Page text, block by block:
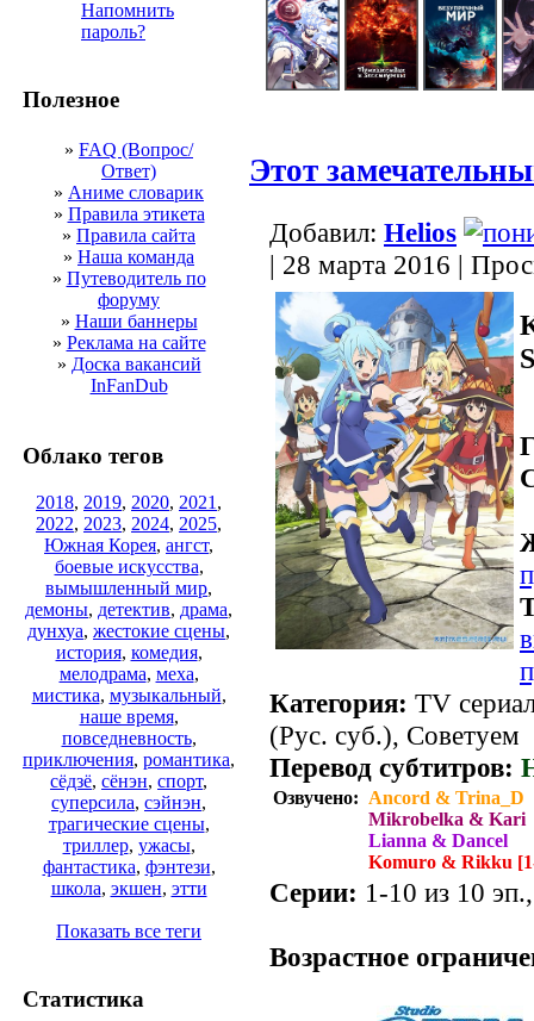
Напомнить
пароль?
Полезное
» FAQ (Вопрос/
Ответ)
» Аниме словарик
» Правила этикета
» Правила сайта
» Наша команда
» Путеводитель по
форуму
» Наши баннеры
» Реклама на сайте
» Доска вакансий
InFanDub
Облако тегов
2018, 2019, 2020, 2021 ,
2022, 2023, 2024, 2025,
Южная Корея, ангст,
боевые искусства,
вымышленный мир,
демоны, детектив, драма,
дунхуа, жестокие сцены,
история, комедия,
мелодрама, меха,
мистика, музыкальный,
наше время,
повседневность,
приключения, романтика,
сёдзё, сёнэн, спорт,
суперсила, сэйнэн,
трагические сцены,
триллер, ужасы,
фантастика, фэнтези,
школа, экшен, этти
Показать все теги
Статистика
Этот
Добавил: Helios
| 28 марта 2016 |
Категория: TV
(Рус. суб.), Советуем
Перевод субтитров:
Озвучено: Ancord & Trina_D
Mikrobelka & Kari
Lianna & Dancel
Komuro & Rikku
Серии: 1-10 из 10
Возрастное